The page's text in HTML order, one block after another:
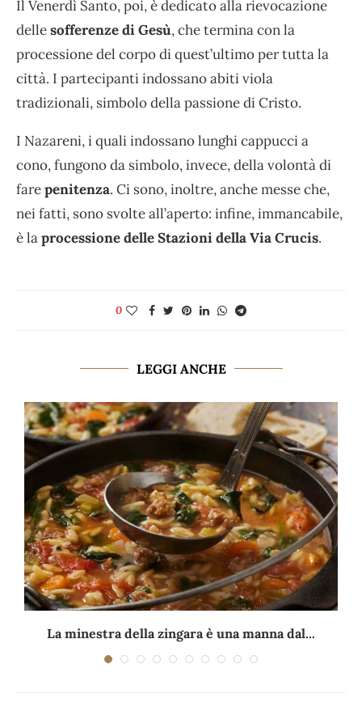
Il Venerdì Santo, poi, è dedicato alla rievocazione
dellesofferenze di Gesù, che termina con la
processione del corpo di quest’ultimo per tutta la
città. I partecipanti indossano abiti viola
tradizionali, simbolo della passione di Cristo.
I Nazareni, i quali indossano lunghi cappucci a
cono, fungono da simbolo, invece, della volontà di
farepenitenza. Ci sono, inoltre, anche messe che,
nei fatti, sono svolte all’aperto: infine, immancabile,
è laprocessione delle Stazioni della Via Crucis.
0
LEGGI ANCHE
La minestra della zingara è una manna dal...